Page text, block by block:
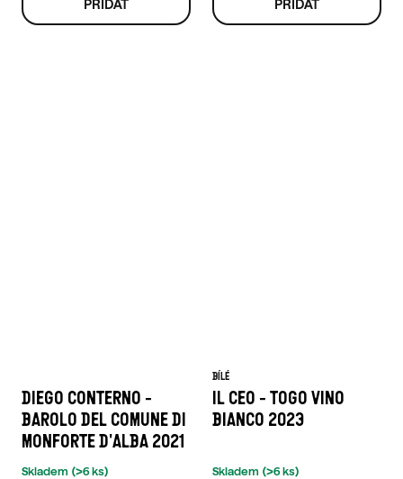
DIEGO CONTERNO -
BAROLO DEL COMUNE DI
MONFORTE D'ALBA 2021
Skladem (>6 ks)
BÍLÉ
IL CEO - TOGO VINO
BIANCO 2023
Skladem (>6 ks)